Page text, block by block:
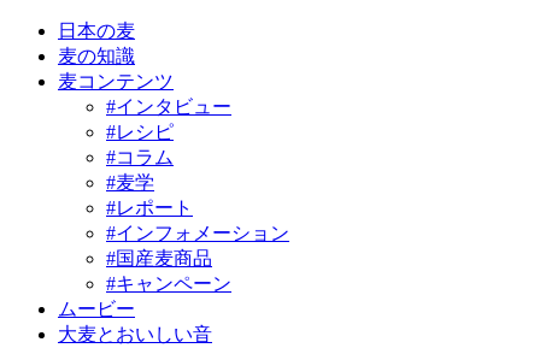
日本の麦
麦の知識
麦コンテンツ
#インタビュー
#レシピ
#コラム
#麦学
#レポート
#インフォメーション
#国産麦商品
#キャンペーン
ムービー
大麦とおいしい音